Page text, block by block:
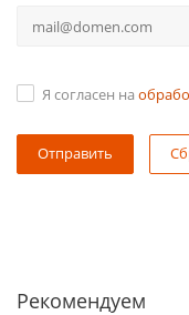
Я согласен на
Рекомендуем